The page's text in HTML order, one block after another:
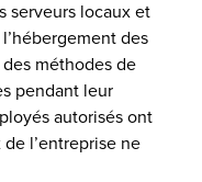
serveurs locaux et
des
méthodes de
pendant leur
autorisés ont
l’entreprise ne